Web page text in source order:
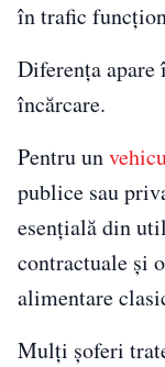
în trafic
Diferența
încărcare.
Pentru un
publice sau
esențială din
contractuale și
alimentare
Mulți șoferi